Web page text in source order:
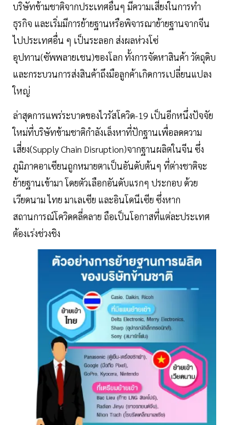
บริษัทข้ามชาติจากประเทศอื่นๆ มีความเสี่ยงในการทำ
ธุรกิจ และเริ่มมีการย้ายฐานหรือพิจารณาย้ายฐานจากจีน
ไปประเทศอื่น ๆ เป็นระลอก ส่งผลห่วงโซ่
อุปทาน(ซัพพลายเชน)ของโลก ทั้งการจัดหาสินค้า วัตถุดิบ
และกระบวนการส่งสินค้าถึงมือลูกค้าเกิดการเปลี่ยนแปลง
ใหญ่
ล่าสุดการแพร่ระบาดของไวรัสโควิด-19 เป็นอีกหนึ่งปัจจัย
ใหม่ที่บริษัทข้ามชาติกำลังเล็งหาที่ปักฐานเพื่อลดความ
เสี่ยง(Supply Chain Disruption)จากฐานผลิตในจีน ซึ่ง
ภูมิภาคอาเซียนถูกหมายตาเป็นอันดับต้นๆ ที่ต่างชาติจะ
ย้ายฐานเข้ามา โดยตัวเลือกอันดับแรกๆ ประกอบ ด้วย
เวียดนาม ไทย มาเลเซีย และอินโดนีเซีย ซึ่งหาก
สถานการณ์โควิดคลี่คลาย ถือเป็นโอกาสที่แต่ละประเทศ
ต้องเร่งช่วงชิง